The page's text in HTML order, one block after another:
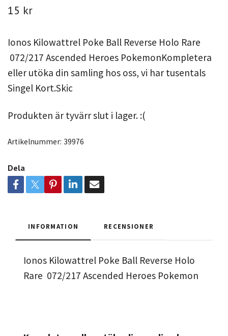
15 kr
Ionos Kilowattrel Poke Ball Reverse Holo Rare
072/217 Ascended Heroes PokemonKompletera
eller utöka din samling hos oss, vi har tusentals
Singel Kort.Skic
Produkten är tyvärr slut i lager. :(
Artikelnummer: 39976
Dela
INFORMATION RECENSIONER
Ionos Kilowattrel Poke Ball Reverse Holo
Rare 072/217 Ascended Heroes Pokemon